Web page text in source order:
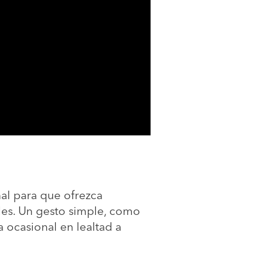
para que ofrezca
Un gesto simple, como
en lealtad a